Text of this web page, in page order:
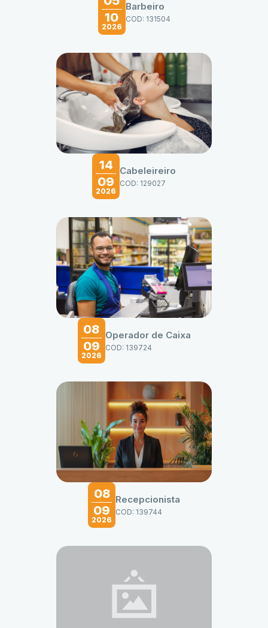
10
2026
Barbeiro
COD: 131504
14
09
2026
Cabeleireiro
COD: 129027
08
09
2026
Operador de Caixa
COD: 139724
08
09
2026
Recepcionista
COD: 139744